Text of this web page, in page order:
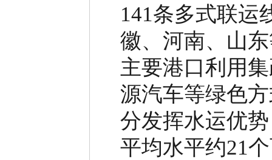
141条多式联运
徽、河南、山
主要港口利用
源汽车等绿色
分发挥水运优
平均水平约21